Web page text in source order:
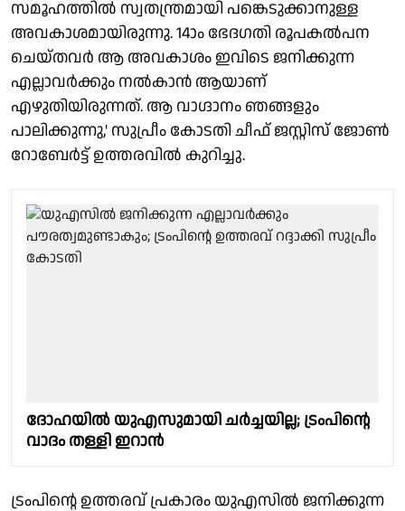
സമൂഹത്തില്‍ സ്വതന്ത്രമായി പങ്കെടുക്കാനുള്ള
അവകാശമായിരുന്നു. 14ാം ഭേദഗതി രൂപകല്‍പന
ചെയ്തവര്‍ ആ അവകാശം ഇവിടെ ജനിക്കുന്ന
എല്ലാവര്‍ക്കും നല്‍കാന്‍ ആയാണ്
എഴുതിയിരുന്നത്. ആ വാഗ്ദാനം ഞങ്ങളും
പാലിക്കുന്നു,' സുപ്രീം കോടതി ചീഫ് ജസ്റ്റിസ് ജോണ്‍
റോബേര്‍ട്ട് ഉത്തരവില്‍ കുറിച്ചു.
ദോഹയില്‍ യുഎസുമായി ചര്‍ച്ചയില്ല; ട്രംപിന്റെ
വാദം തള്ളി ഇറാന്‍
ട്രംപിന്റെ ഉത്തരവ് പ്രകാരം യുഎസില്‍ ജനിക്കുന്ന